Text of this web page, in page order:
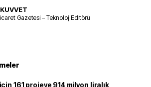
Gazetesi – Teknoloji Editörü
161 projeye 914 milyon liralık